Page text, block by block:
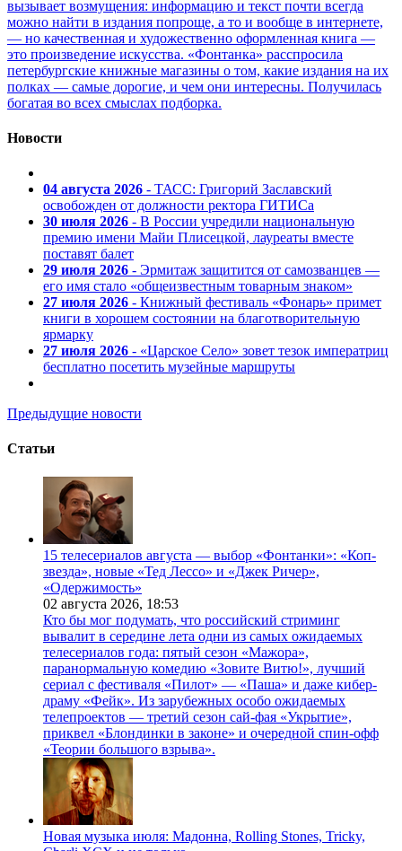
вызывает возмущения: информацию и текст почти всегда
можно найти в издания попроще, а то и вообще в интернете,
— но качественная и художественно оформленная книга —
это произведение искусства. «Фонтанка» расспросила
петербургские книжные магазины о том, какие издания на их
полках — самые дорогие, и чем они интересны. Получилась
богатая во всех смыслах подборка.
Новости
04 августа 2026 - ТАСС: Григорий Заславский
освобожден от должности ректора ГИТИСа
30 июля 2026 - В России учредили национальную
премию имени Майи Плисецкой, лауреаты вместе
поставят балет
29 июля 2026 - Эрмитаж защитится от самозванцев —
его имя стало «общеизвестным товарным знаком»
27 июля 2026 - Книжный фестиваль «Фонарь» примет
книги в хорошем состоянии на благотворительную
ярмарку
27 июля 2026 - «Царское Село» зовет тезок императриц
бесплатно посетить музейные маршруты
Предыдущие новости
Статьи
15 телесериалов августа — выбор «Фонтанки»: «Коп-
звезда», новые «Тед Лессо» и «Джек Ричер»,
«Одержимость»
02 августа 2026, 18:53
Кто бы мог подумать, что российский стриминг
вывалит в середине лета одни из самых ожидаемых
телесериалов года: пятый сезон «Мажора»,
паранормальную комедию «Зовите Витю!», лучший
сериал с фестиваля «Пилот» — «Паша» и даже кибер-
драму «Фейк». Из зарубежных особо ожидаемых
телепроектов — третий сезон сай-фая «Укрытие»,
приквел «Блондинки в законе» и очередной спин-офф
«Теории большого взрыва».
Новая музыка июля: Мадонна, Rolling Stones, Tricky,